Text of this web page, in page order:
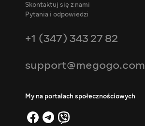
Skontaktuj się z nami
Pytania i odpowiedzi
+1 (347) 343 27 82
support@megogo.com
My na portalach społecznościowych